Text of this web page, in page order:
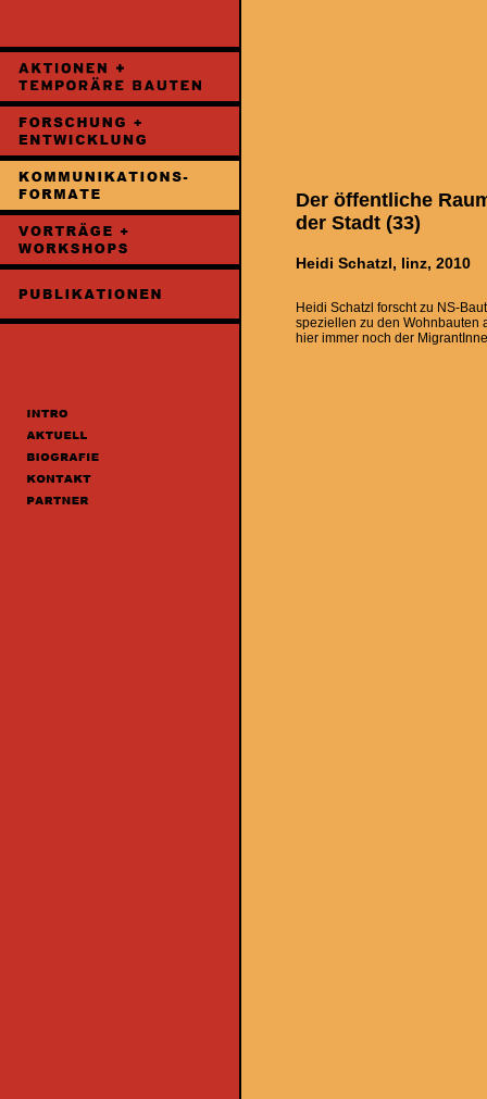
Der öffentliche
der Stadt (33)
Heidi Schatzl, linz, 2010
Heidi Schatzl forscht zu NS-
speziellen zu den Wohnbauten
hier immer noch der